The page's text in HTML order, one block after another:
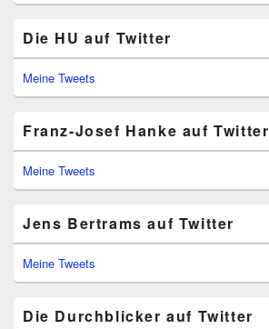
Die HU auf Twitter
Meine Tweets
Franz-Josef Hanke auf Twitter
Meine Tweets
Jens Bertrams auf Twitter
Meine Tweets
Die Durchblicker auf Twitter